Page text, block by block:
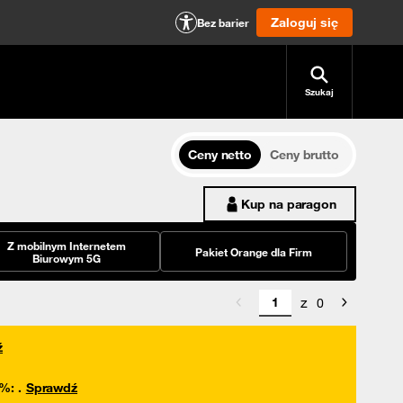
Bez barier Zaloguj się
Szukaj
Ceny netto
Ceny brutto
Kup na paragon
Z mobilnym Internetem
Biurowym 5G
Pakiet Orange dla Firm
z 0
: . Sprawdź